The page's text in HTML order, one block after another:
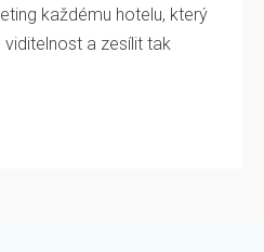
každému hotelu, který
a zesílit tak